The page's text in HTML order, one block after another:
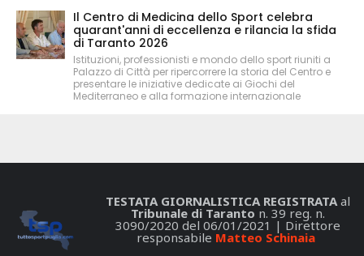
Il Centro di Medicina dello Sport celebra
quarant'anni di eccellenza e rilancia la sfida
di Taranto 2026
Istituzioni, professionisti e mondo dello sport riuniti a
Palazzo di Città per ripercorrere la storia del Centro e
presentare le iniziative dedicate ai Giochi del
Mediterraneo e alla formazione internazionale
TESTATA GIORNALISTICA REGISTRATAal
Tribunale di Taranto n. 39 reg. n.
3090/2020 del 06/01/2021 | Direttore
responsabile Matteo Schinaia